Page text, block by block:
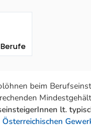
beim
lt.
Österreichischen